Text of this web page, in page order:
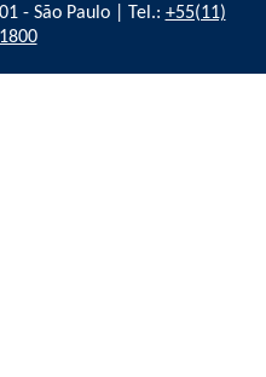
- São Paulo | Tel.: +55(11)